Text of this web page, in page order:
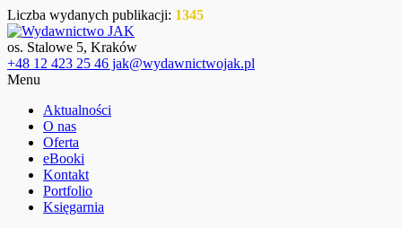
Liczba wydanych publikacji: 1345
os. Stalowe 5, Kraków
+48 12 423 25 46 jak@wydawnictwojak.pl
Menu
Aktualności
O nas
Oferta
eBooki
Kontakt
Portfolio
Księgarnia